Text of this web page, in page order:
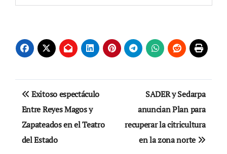
Navegación
de
entradas
Exitoso espectáculo
Entre Reyes Magos y
Zapateados en el Teatro
del Estado
SADER y Sedarpa
anuncian Plan para
recuperar la citricultura
en la zona norte